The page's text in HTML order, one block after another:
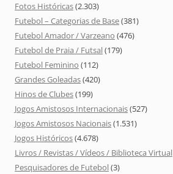
Fotos Históricas(2.303)
Futebol – Categorias de Base(381)
Futebol Amador / Varzeano (476)
Futebol de Praia / Futsal(179)
Futebol Feminino (112)
Grandes Goleadas(420)
Hinos de Clubes(199)
Jogos Amistosos Internacionais(527)
Jogos Amistosos Nacionais(1.531)
Jogos Históricos(4.678)
Livros / Revistas / Vídeos / Biblioteca Virtual
Pesquisadores de Futebol(3)